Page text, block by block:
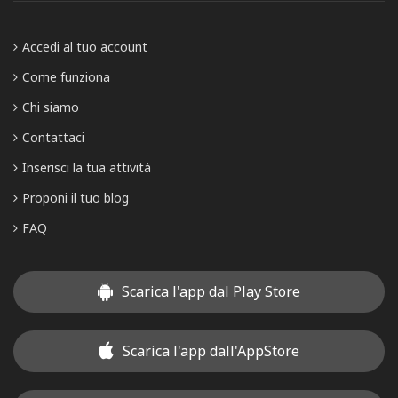
Accedi al tuo account
Come funziona
Chi siamo
Contattaci
Inserisci la tua attività
Proponi il tuo blog
FAQ
Scarica l'app dal Play Store
Scarica l'app dall'AppStore